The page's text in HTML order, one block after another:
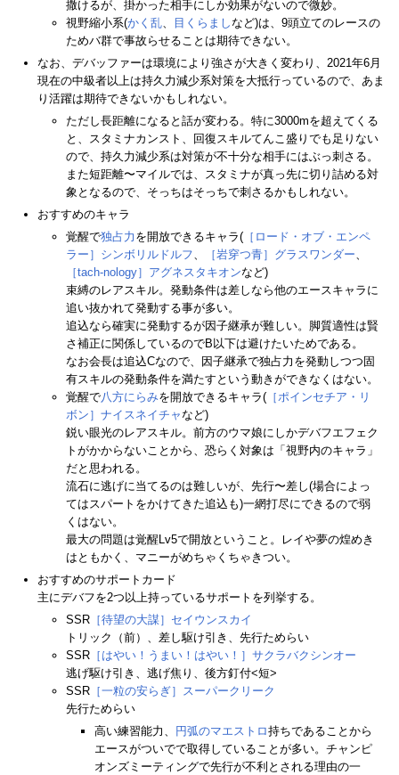
撒けるが、掛かった相手にしか効果がないので微妙。
視野縮小系(かく乱、 目くらましなど)は、9頭立てのレースの
ためバ群で事故らせることは期待できない。
なお、デバッファーは環境により強さが大きく変わり、2021年6月
現在の中級者以上は持久力減少系対策を大抵行っているので、あま
り活躍は期待できないかもしれない。
ただし長距離になると話が変わる。特に3000mを超えてくる
と、スタミナカンスト、回復スキルてんこ盛りでも足りない
ので、持久力減少系は対策が不十分な相手にはぶっ刺さる。
また短距離〜マイルでは、スタミナが真っ先に切り詰める対
象となるので、そっちはそっちで刺さるかもしれない。
おすすめのキャラ
覚醒で独占力 を開放できるキャラ( ［ロード・オブ・エンペ
ラー］シンボリルドルフ、 ［岩穿つ青］グラスワンダー、
［tach-nology］アグネスタキオンなど)
束縛のレアスキル。発動条件は差しなら他のエースキャラに
追い抜かれて発動する事が多い。
追込なら確実に発動するが因子継承が難しい。脚質適性は賢
さ補正に関係しているのでB以下は避けたいためである。
なお会長は追込Cなので、因子継承で独占力を発動しつつ固
有スキルの発動条件を満たすという動きができなくはない。
覚醒で八方にらみを開放できるキャラ( ［ポインセチア・リ
ボン］ナイスネイチャなど)
鋭い眼光のレアスキル。前方のウマ娘にしかデバフエフェク
トがかからないことから、恐らく対象は「視野内のキャラ」
だと思われる。
流石に逃げに当てるのは難しいが、先行〜差し(場合によっ
てはスパートをかけてきた追込も)一網打尽にできるので弱
くはない。
最大の問題は覚醒Lv5で開放ということ。レイや夢の煌めき
はともかく、マニーがめちゃくちゃきつい。
おすすめのサポートカード
主にデバフを2つ以上持っているサポートを列挙する。
SSR ［待望の大謀］セイウンスカイ
トリック（前）、差し駆け引き、先行ためらい
SSR ［はやい！うまい！はやい！］サクラバクシンオー
逃げ駆け引き、逃げ焦り、後方釘付<短>
SSR ［一粒の安らぎ］スーパークリーク
先行ためらい
高い練習能力、
円弧のマエストロ持ちであることから
エースがついでで取得していることが多い。チャンピ
オンズミーティングで先行が不利とされる理由の一